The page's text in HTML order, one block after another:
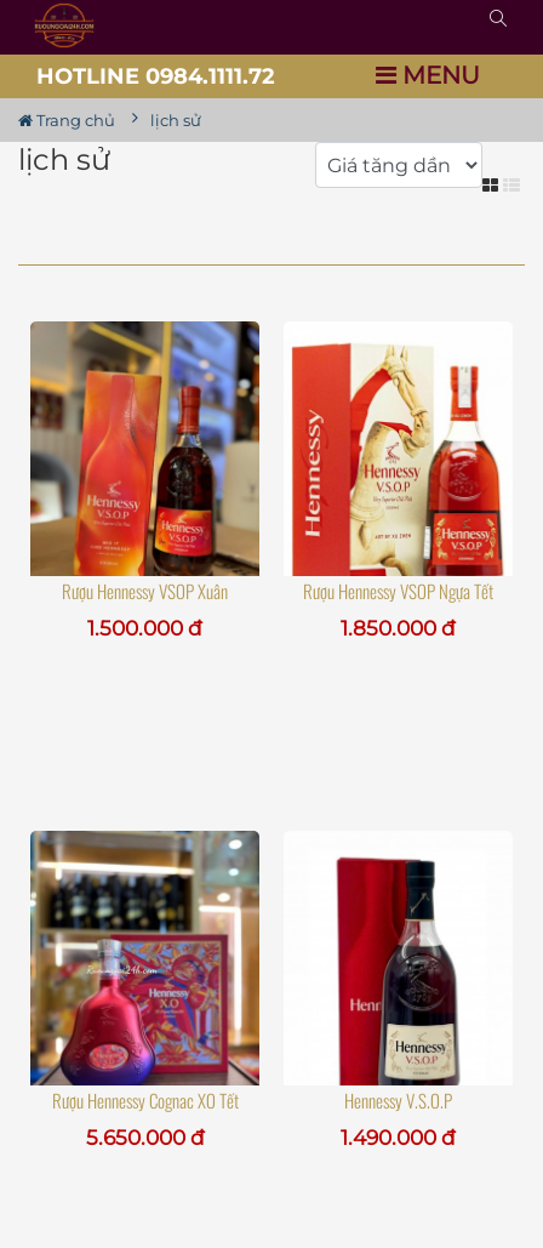
HOTLINE 0984.1111.72 MENU
Trang chủ lịch sử
lịch sử
Rượu Hennessy VSOP Xuân
1.500.000 đ
Rượu Hennessy VSOP Ngựa Tết
1.850.000 đ
Rượu Hennessy Cognac XO Tết
5.650.000 đ
Hennessy V.S.O.P
1.490.000 đ